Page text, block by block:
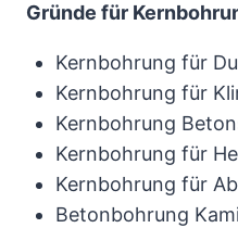
Gründe für
Kernbohrung für
Kernbohrung für
Kernbohrung
Kernbohrung für
Kernbohrung für
Betonbohrung